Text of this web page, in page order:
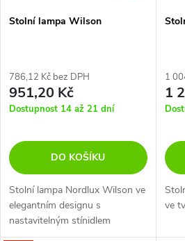
Stolní lampa Wilson
786,12 Kč bez DPH
951,20 Kč
Dostupnost 14 až 21 dní
DO KOŠÍKU
Stolní lampa Nordlux Wilson ve
elegantním designu s
nastavitelným stínidlem
stínidlem.
1
1
ve